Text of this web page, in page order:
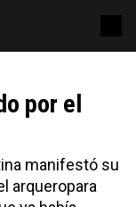
por el
manifestó su
arqueropara